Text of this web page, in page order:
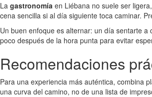
La gastronomía en Liébana no suele ser
cena sencilla si al día siguiente toca caminar.
Un buen enfoque es alternar: un día sentarte
poco después de la hora punta para evitar
Recomendaciones
Para una experiencia más auténtica, combina
una curva del camino, no de una lista de